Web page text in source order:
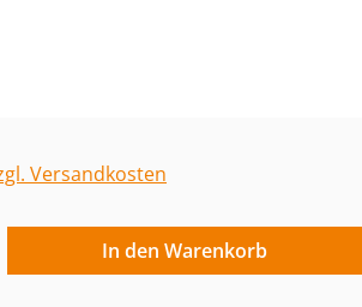
Versandkosten
Gib den gewünschten
In den Warenkorb